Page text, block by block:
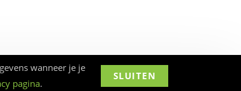
wanneer je je
pagina.
SLUITEN